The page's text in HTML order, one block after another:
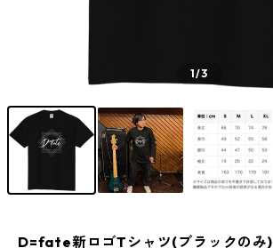
1/3
D=fate新ロゴTシャツ(ブラックのみ)